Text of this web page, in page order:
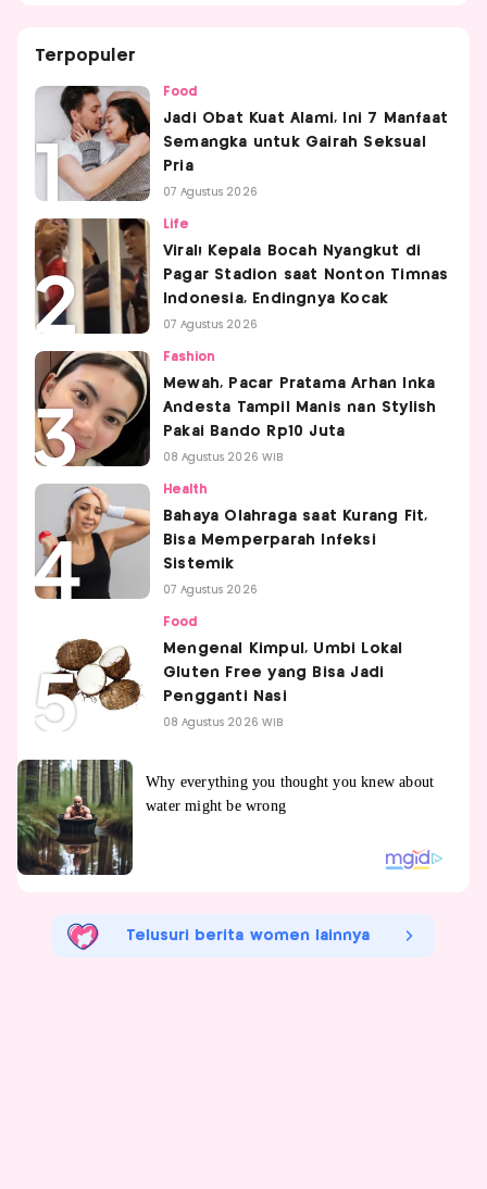
Terpopuler
Food
Jadi Obat Kuat Alami, Ini 7 Manfaat
Semangka untuk Gairah Seksual
Pria
07 Agustus 2026
Life
Viral! Kepala Bocah Nyangkut di
Pagar Stadion saat Nonton Timnas
Indonesia, Endingnya Kocak
07 Agustus 2026
Fashion
Mewah, Pacar Pratama Arhan Inka
Andesta Tampil Manis nan Stylish
Pakai Bando Rp10 Juta
08 Agustus 2026 WIB
Health
Bahaya Olahraga saat Kurang Fit,
Bisa Memperparah Infeksi
Sistemik
07 Agustus 2026
Food
Mengenal Kimpul, Umbi Lokal
Gluten Free yang Bisa Jadi
Pengganti Nasi
08 Agustus 2026 WIB
Telusuri berita women lainnya